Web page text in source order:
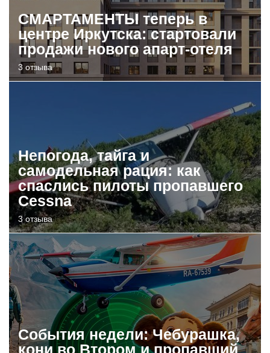
СМАРТАМЕНТЫ теперь в
центре Иркутска: стартовали
продажи нового апарт-отеля
3 отзыва
Непогода, тайга и
самодельная рация: как
спаслись пилоты пропавшего
Cessna
3 отзыва
События недели: Чебурашка,
кони во Втором и пропавший